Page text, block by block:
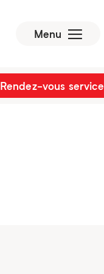
Menu
Rendez-vous service